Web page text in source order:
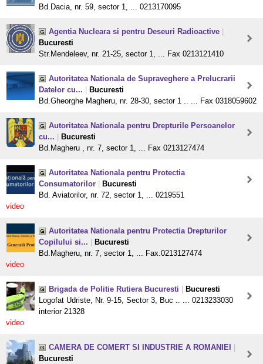
Bd.Dacia, nr. 59, sector 1, ... 0213170095
Agentia Nucleara si pentru Deseuri Radioactive
Bucuresti
Str.Mendeleev, nr. 21-25, sector 1, ... Fax 0213121410
Autoritatea Nationala de Supraveghere a Prelucrarii
Datelor cu...
Bucuresti
Bd.Gheorghe Magheru, nr. 28-30, sector 1 .. ... Fax 0318059602
Autoritatea Nationala pentru Drepturile Persoanelor
cu...
Bucuresti
Bd.Magheru , nr. 7, sector 1, ... Fax 0213127474
Autoritatea Nationala pentru Protectia
Consumatorilor
Bucuresti
Bd. Aviatorilor, nr. 72, sector 1, ... 0219551
video
Autoritatea Nationala pentru Protectia Drepturilor
Copilului si...
Bucuresti
Bd.Magheru, nr. 7, sector 1, ... Fax.0213127474
video
Brigada de Politie Rutiera Bucuresti
Bucuresti
Logofat Udriste, Nr. 9-15, Sector 3, Buc .. ... 0213233030
interior 21328
video
CAMERA DE COMERT SI INDUSTRIE A ROMANIEI
Bucuresti